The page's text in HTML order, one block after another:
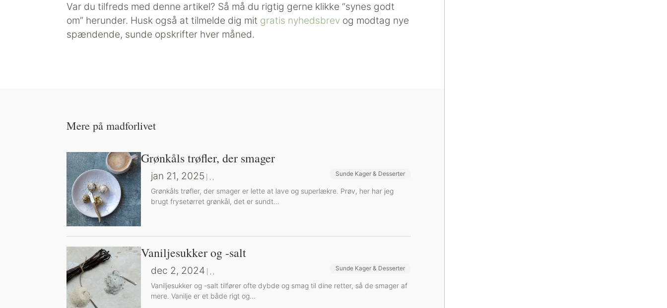
Var du tilfreds med denne artikel? Så må du rigtig gerne klikke “synes godt
om” herunder. Husk også at tilmelde dig mit gratis nyhedsbrev og modtag nye
spændende, sunde opskrifter hver måned.
Mere på madforlivet
Grønkåls trøfler, der smager
jan 21, 2025 Bog-omtaler
, Bøger og Kurser
, Sunde Kager & Desserter
Grønkåls trøfler, der smager er lette at lave og superlækre. Prøv, her har jeg
brugt frysetørret grønkål, det er sundt...
Vaniljesukker og -salt
dec 2, 2024 Bog-omtaler
, Bøger og Kurser
, Sunde Kager & Desserter
Vaniljesukker og -salt tilfører ofte dybde og smag til dine retter, så de smager af
mere. Vanilje er et både rigt og...